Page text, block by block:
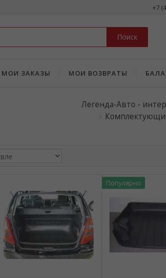
+7
Поиск
МОИ ЗАКАЗЫ МОИ ВОЗВРАТЫ
Легенда-Авто -
Популярно